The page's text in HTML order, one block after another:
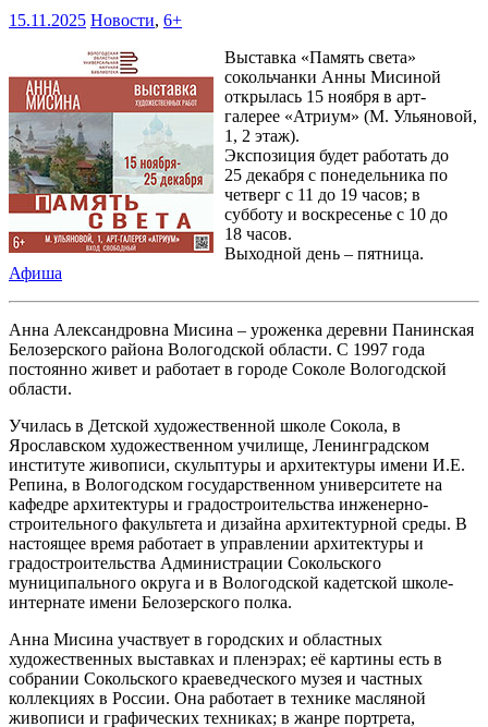
15.11.2025 Новости, 6+
Выставка «Память света»
сокольчанки Анны Мисиной
открылась 15 ноября в арт-
галерее «Атриум» (М. Ульяновой,
1, 2 этаж).
Экспозиция будет работать до
25 декабря с понедельника по
четверг с 11 до 19 часов; в
субботу и воскресенье с 10 до
18 часов.
Выходной день – пятница.
Афиша
Анна Александровна Мисина – уроженка деревни Панинская
Белозерского района Вологодской области. С 1997 года
постоянно живет и работает в городе Соколе Вологодской
области.
Училась в Детской художественной школе Сокола, в
Ярославском художественном училище, Ленинградском
институте живописи, скульптуры и архитектуры имени И.Е.
Репина, в Вологодском государственном университете на
кафедре архитектуры и градостроительства инженерно-
строительного факультета и дизайна архитектурной среды. В
настоящее время работает в управлении архитектуры и
градостроительства Администрации Сокольского
муниципального округа и в Вологодской кадетской школе-
интернате имени Белозерского полка.
Анна Мисина участвует в городских и областных
художественных выставках и пленэрах; её картины есть в
собрании Сокольского краеведческого музея и частных
коллекциях в России. Она работает в технике масляной
живописи и графических техниках; в жанре портрета,